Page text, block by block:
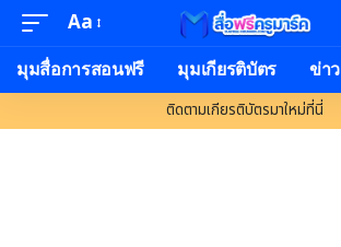
Aa
มุมสื่อการสอนฟรี มุมเกียรติบัตร ข่าว
ติดตามเกียรติบัตรมาใหม่ที่นี่